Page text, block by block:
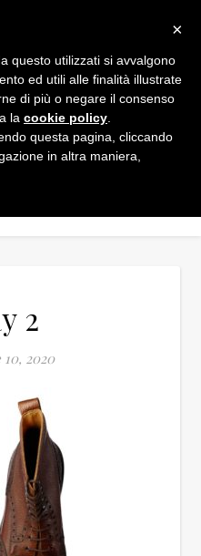
2
2020
×
questo utilizzati si avvalgono
ed utili alle finalità illustrate
di più o negare il consenso
la cookie policy
questa pagina, cliccando
in altra maniera,